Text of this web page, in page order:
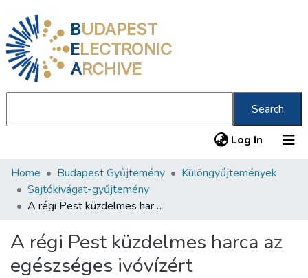
BUDAPEST
ELECTRONIC
ARCHIVE
Search
Log In (current)
Communities & Collections
All of DSpace
About us
Home Budapest Gyűjtemény
Különgyűjtemények
Sajtókivágat-gyűjtemény
A régi Pest küzdelmes harca az egészséges ivóvízért
A régi Pest küzdelmes harca az
egészséges ivóvízért